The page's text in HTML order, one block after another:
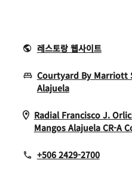
레스토랑 웹사이트Opens
Courtyard By Marriott
AlajuelaOpens In New
Radial Francisco J.
Mangos Alajuela CR-A
+506 2429-2700